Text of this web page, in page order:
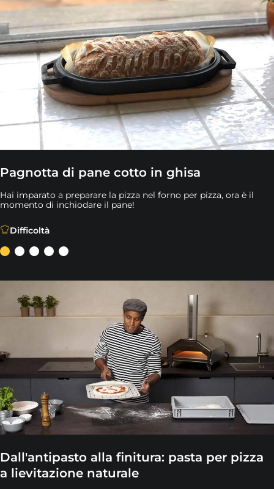
Pagnotta di pane cotto in ghisa
Hai imparato a preparare la pizza nel forno per pizza, ora è il
momento di inchiodare il pane!
Difficoltà
Dall'antipasto alla finitura: pasta per pizza
a lievitazione naturale